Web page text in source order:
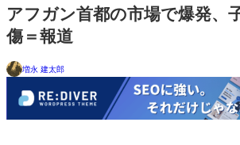
アフガン首都の市場で爆発、
傷＝報道
増永 建太郎